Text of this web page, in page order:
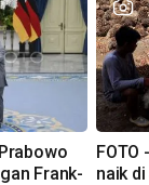
Frank-
FOTO
naik